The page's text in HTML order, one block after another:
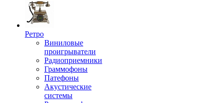
Ретро
Виниловые
проигрыватели
Радиоприемники
Граммофоны
Патефоны
Акустические
системы